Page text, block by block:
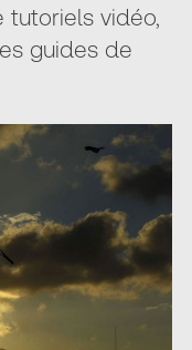
tutoriels vidéo,
guides de